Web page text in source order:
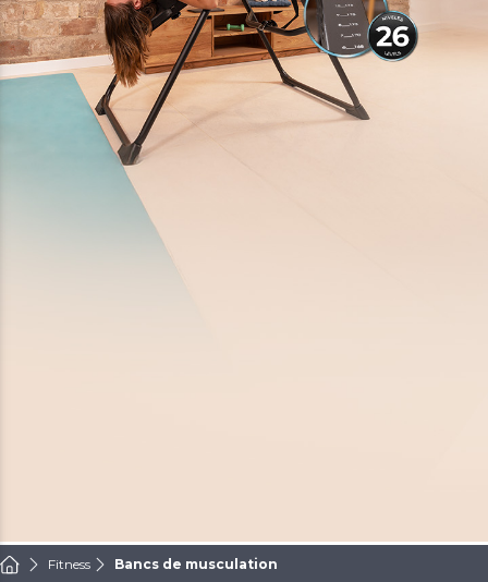
Fitness Bancs de musculation